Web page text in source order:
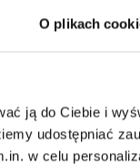
O plikach
ją do Ciebie i
udostępniać
w celu
stali nierdzewnej.
A>2600 mm